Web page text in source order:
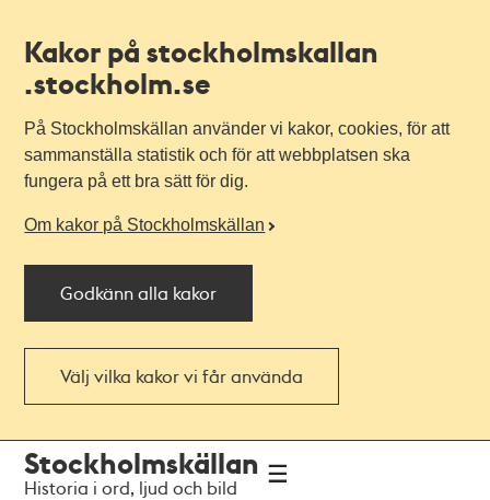
Kakor på stockholmskallan
.stockholm.se
På Stockholmskällan använder vi kakor, cookies, för att
sammanställa statistik och för att webbplatsen ska
fungera på ett bra sätt för dig.
Om kakor på Stockholmskällan
Godkänn alla kakor
Välj vilka kakor vi får använda
navigationen
huvudinnehållet
Stockholmskällan
Historia i ord, ljud och bild